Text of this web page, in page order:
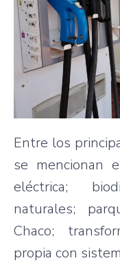
Entre los
se mencionan
eléctrica;
naturales;
Chaco;
propia con